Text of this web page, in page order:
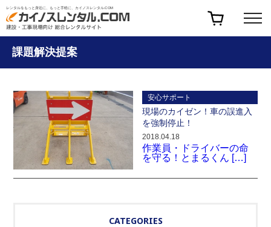
レンタルをもっと身近に、もっと手軽に、カイノスレンタル.COM
課題解決提案
安心サポート
現場のカイゼン！車の誤進入
を強制停止！
2018.04.18
作業員・ドライバーの命
を守る！とまるくん […]
CATEGORIES